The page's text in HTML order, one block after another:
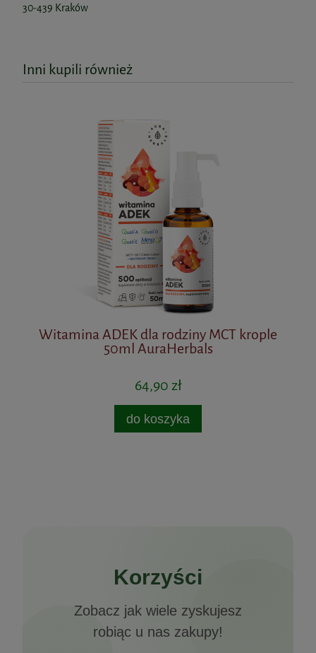
30-439 Kraków
Inni kupili również
Witamina ADEK dla rodziny MCT krople
50ml AuraHerbals
64,90 zł
do koszyka
Korzyści
Zobacz jak wiele zyskujesz
robiąc u nas zakupy!